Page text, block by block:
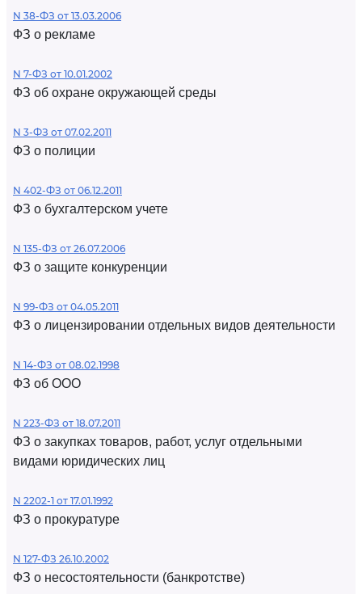
N 38-ФЗ от 13.03.2006
ФЗ о рекламе
N 7-ФЗ от 10.01.2002
ФЗ об охране окружающей среды
N 3-ФЗ от 07.02.2011
ФЗ о полиции
N 402-ФЗ от 06.12.2011
ФЗ о бухгалтерском учете
N 135-ФЗ от 26.07.2006
ФЗ о защите конкуренции
N 99-ФЗ от 04.05.2011
ФЗ о лицензировании отдельных видов деятельности
N 14-ФЗ от 08.02.1998
ФЗ об ООО
N 223-ФЗ от 18.07.2011
ФЗ о закупках товаров, работ, услуг отдельными
видами юридических лиц
N 2202-1 от 17.01.1992
ФЗ о прокуратуре
N 127-ФЗ 26.10.2002
ФЗ о несостоятельности (банкротстве)